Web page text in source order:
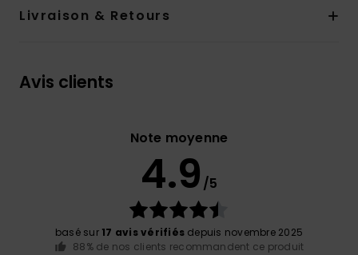
Livraison & Retours
Avis clients
Note moyenne
4.9 /5
basé sur 17 avis vérifiésdepuis novembre 2025
88% de nos clients recommandent ce produit